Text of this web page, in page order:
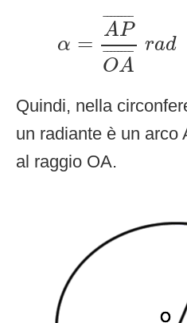
α =
¯¯¯¯¯¯¯¯
AP
¯¯¯¯¯¯¯¯
OA
rad
P¯O
Quindi, nella
un radiante è un arco
al raggio OA.